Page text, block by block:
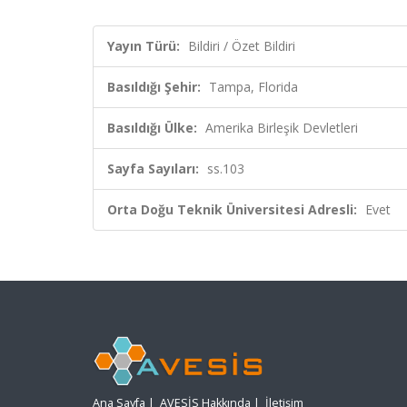
Yayın Türü: Bildiri / Özet Bildiri
Basıldığı Şehir: Tampa, Florida
Basıldığı Ülke: Amerika Birleşik Devletleri
Sayfa Sayıları: ss.103
Orta Doğu Teknik Üniversitesi Adresli: Evet
Ana Sayfa | AVESİS Hakkında | İletişim